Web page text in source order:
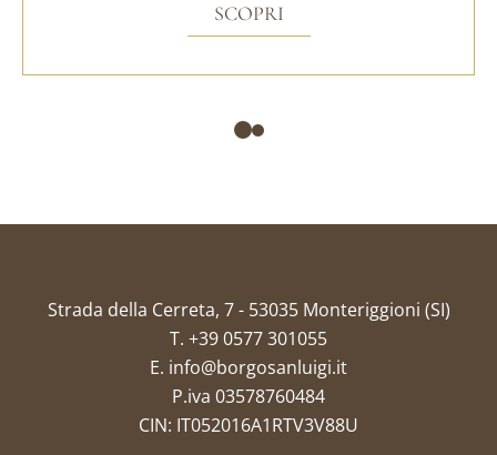
SCOPRI
Strada della Cerreta, 7 - 53035 Monteriggioni (SI)
T. +39 0577 301055
E. info@borgosanluigi.it
P.iva 03578760484
CIN: IT052016A1RTV3V88U